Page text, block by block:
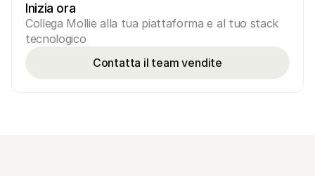
Inizia ora
Collega Mollie alla tua piattaforma e al tuo stack
tecnologico
Contatta il team vendite